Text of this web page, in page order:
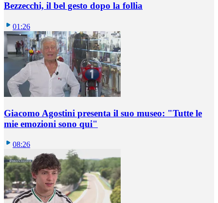
Bezzecchi, il bel gesto dopo la follia
01:26
Giacomo Agostini presenta il suo museo: "Tutte le
mie emozioni sono qui"
08:26